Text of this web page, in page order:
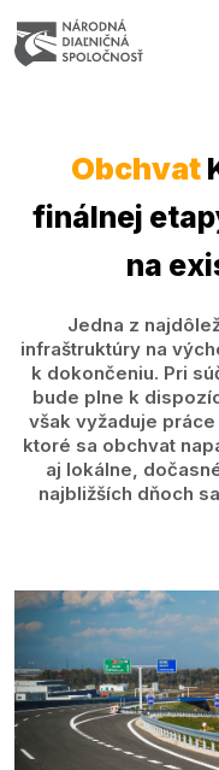
Obchvat
finálnej
na
Jedna z
infraštruktúry na
k dokončeniu. Pri
bude plne k
však vyžaduje
ktoré sa obchvat
aj lokálne,
najbližších dňoch